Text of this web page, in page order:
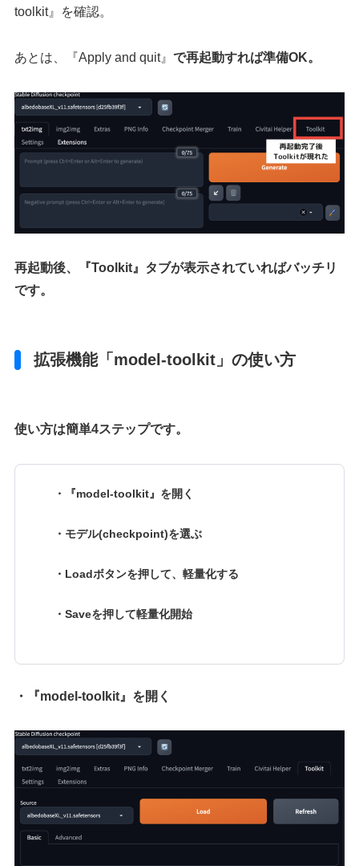
toolkit』を確認。
あとは、『Apply and quit』で再起動すれば準備OK。
再起動後、『Toolkit』タブが表示されていればバッチリ
です。
拡張機能「model-toolkit」の使い方
使い方は簡単4ステップです。
・『model-toolkit』を開く
・モデル(checkpoint)を選ぶ
・Loadボタンを押して、軽量化する
・Saveを押して軽量化開始
・『model-toolkit』を開く